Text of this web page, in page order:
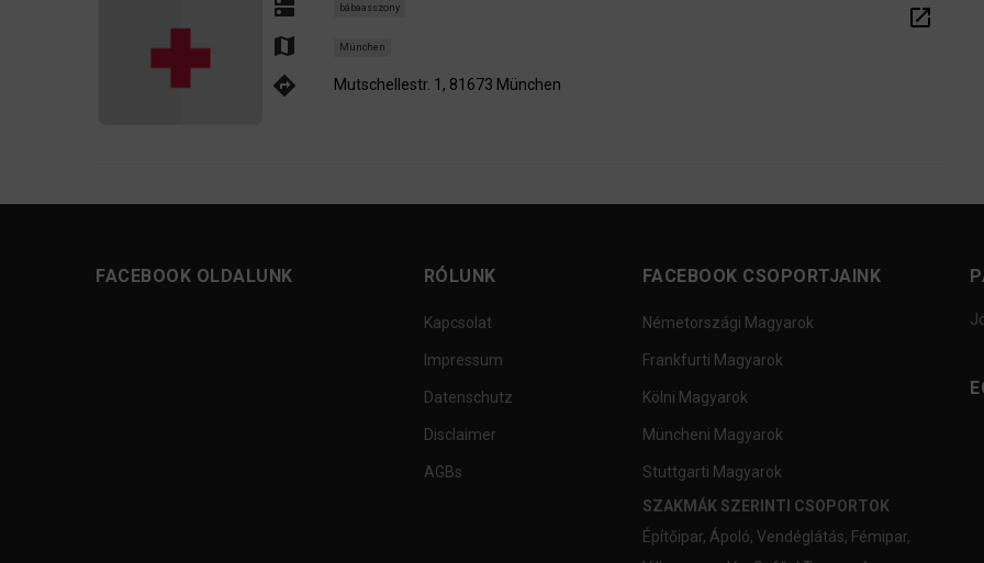
dns bábaasszony
map München
directions Mutschellestr. 1, 81673 München
open_in_new
FACEBOOK OLDALUNK RÓLUNK
Kapcsolat
Impressum
Datenschutz
Disclaimer
AGBs
FACEBOOK CSOPORTJAINK
Németországi Magyarok
Frankfurti Magyarok
Kölni Magyarok
Müncheni Magyarok
Stuttgarti Magyarok
SZAKMÁK SZERINTI CSOPORTOK
Építőipar, Ápoló, Vendéglátás, Fémipar,